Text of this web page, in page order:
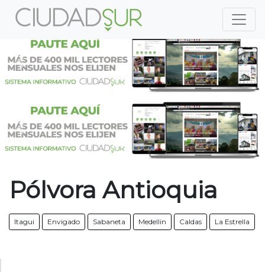
Previous
Previous
Pólvora Antioquia
Itagui Envigado Sabaneta Medellin Caldas La Estrella